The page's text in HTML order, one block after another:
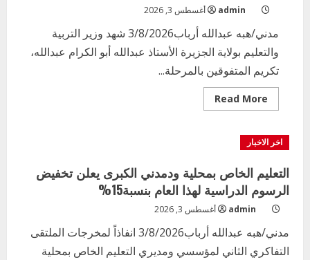
admin أغسطس 3, 2026
مدني/هبه عبدالله أرباب3/8/2026 شهد وزير التربية
والتعليم بولاية الجزيرة الأستاذ عبدالله أبو الكرام عبدالله،
تكريم المتفوقين بالمرحلة...
Read More
more
تكريم
المتفوقين
بمدرسة
المكي
المتوسطة
بنات
بمحلية
ود
مدني
الكبرى
اخر الاخبار
التعليم الخاص بمحلية ودمدني الكبرى يعلن تخفيض
الرسوم الدراسية لهذا العام بنسبة15%
admin أغسطس 3, 2026
مدني/هبه عبدالله أرباب3/8/2026 انفاذاً لمخرجات الملتقى
التفاكري الثاني لمؤسسي ومديري التعليم الخاص بمحلية